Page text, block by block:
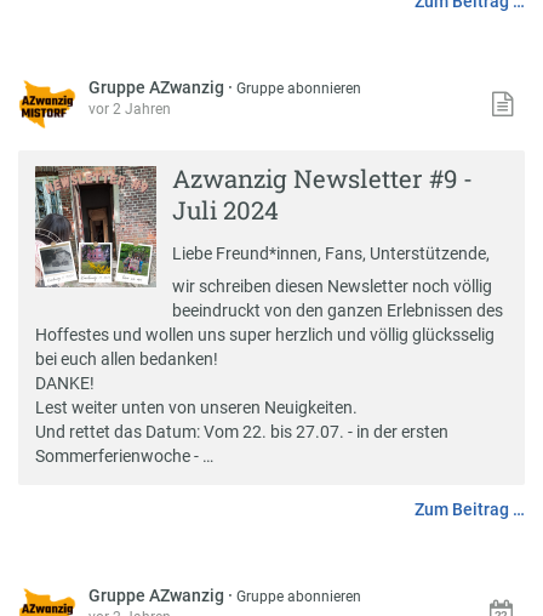
Gruppe AZwanzig ·Gruppe abonnieren
vor 2 Jahren
Azwanzig Newsletter #9 -
Juli 2024
Liebe Freund*innen, Fans, Unterstützende,
wir schreiben diesen Newsletter noch völlig
beeindruckt von den ganzen Erlebnissen des
Hoffestes und wollen uns super herzlich und völlig glücksselig
bei euch allen bedanken!
DANKE!
Lest weiter unten von unseren Neuigkeiten.
Und rettet das Datum: Vom 22. bis 27.07. - in der ersten
Sommerferienwoche - …
Zum Beitrag …
Gruppe AZwanzig ·Gruppe abonnieren